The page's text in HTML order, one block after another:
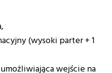
(wysoki parter + 1
wejście na